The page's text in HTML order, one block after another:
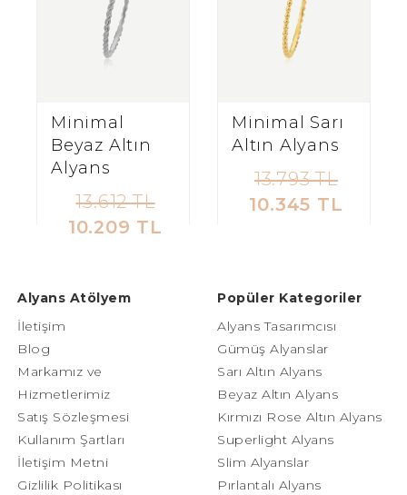
Minimal
Beyaz Altın
Alyans
13.612 TL
10.209 TL
Minimal Sarı
Altın Alyans
13.793 TL
10.345 TL
Alyans Atölyem
İletişim
Blog
Markamız ve
Hizmetlerimiz
Satış Sözleşmesi
Kullanım Şartları
İletişim Metni
Gizlilik Politikası
Popüler Kategoriler
Alyans Tasarımcısı
Gümüş Alyanslar
Sarı Altın Alyans
Beyaz Altın Alyans
Kırmızı Rose Altın Alyans
Superlight Alyans
Slim Alyanslar
Pırlantalı Alyans